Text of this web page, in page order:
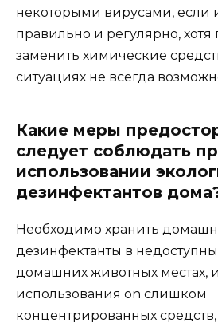
некоторыми вирусами, если
правильно и регулярно, хотя
заменить химические
ситуациях не всегда
Какие меры
следует соблюдать
использовании
дезинфектантов
Необходимо хранить
дезинфектанты в
домашних животных местах,
использования on слишком
концентрированных